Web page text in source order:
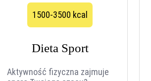
1500-3500 kcal
Dieta Sport
Aktywność fizyczna zajmuje